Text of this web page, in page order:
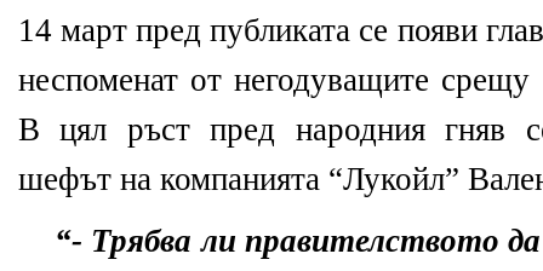
14 март пред публиката се появи
неспоменат от негодуващите
В цял ръст пред народния гняв
шефът на компанията “Лукойл”
“- Трябва ли правителството